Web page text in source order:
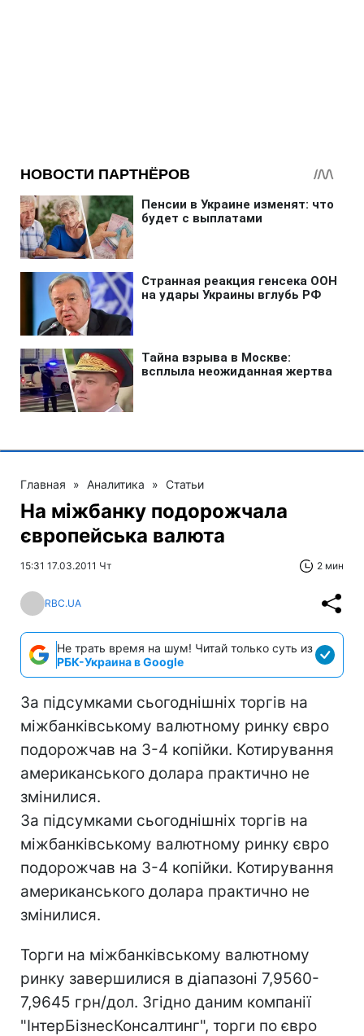
Главная » Аналитика » Статьи
На міжбанку подорожчала
європейська валюта
15:31 17.03.2011 Чт 2 мин
RBC.UA
Не трать время на шум! Читай только суть из
РБК-Украина в Google
За підсумками сьогоднішніх торгів на
міжбанківському валютному ринку євро
подорожчав на 3-4 копійки. Котирування
американського долара практично не
змінилися.
За підсумками сьогоднішніх торгів на
міжбанківському валютному ринку євро
подорожчав на 3-4 копійки. Котирування
американського долара практично не
змінилися.
Торги на міжбанківському валютному
ринку завершилися в діапазоні 7,9560-
7,9645 грн/дол. Згідно даним компанії
"ІнтерБізнесКонсалтинг", торги по євро